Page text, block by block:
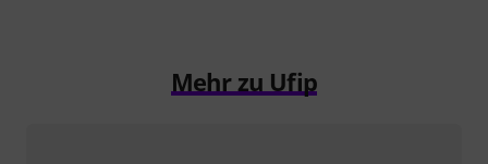
Mehr zu Ufip